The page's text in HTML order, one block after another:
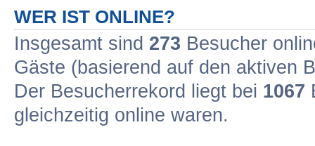
WER IST ONLINE?
Insgesamt sind 273 Besucher
Gäste (basierend auf den aktiven
Der Besucherrekord liegt bei 1067
gleichzeitig online waren.